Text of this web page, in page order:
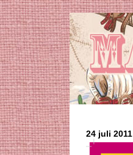
24 juli 2011